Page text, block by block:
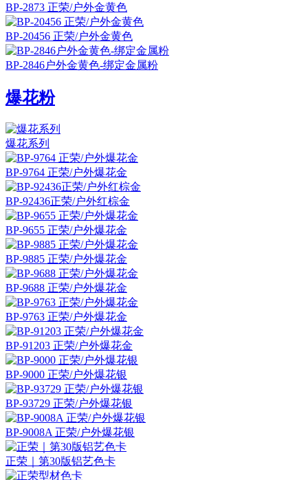
BP-2873 正荣/户外金黄色
BP-20456 正荣/户外金黄色
BP-2846户外金黄色-绑定金属粉
爆花粉
爆花系列
BP-9764 正荣/户外爆花金
BP-92436正荣/户外红棕金
BP-9655 正荣/户外爆花金
BP-9885 正荣/户外爆花金
BP-9688 正荣/户外爆花金
BP-9763 正荣/户外爆花金
BP-91203 正荣/户外爆花金
BP-9000 正荣/户外爆花银
BP-93729 正荣/户外爆花银
BP-9008A 正荣/户外爆花银
正荣｜第30版铝艺色卡